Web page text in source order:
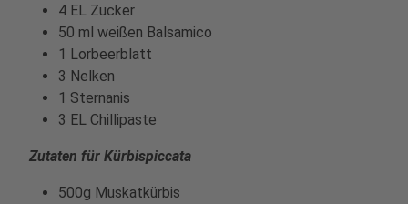
4 EL Zucker
50 ml weißen Balsamico
1 Lorbeerblatt
3 Nelken
1 Sternanis
3 EL Chillipaste
Zutaten für Kürbispiccata
500g Muskatkürbis